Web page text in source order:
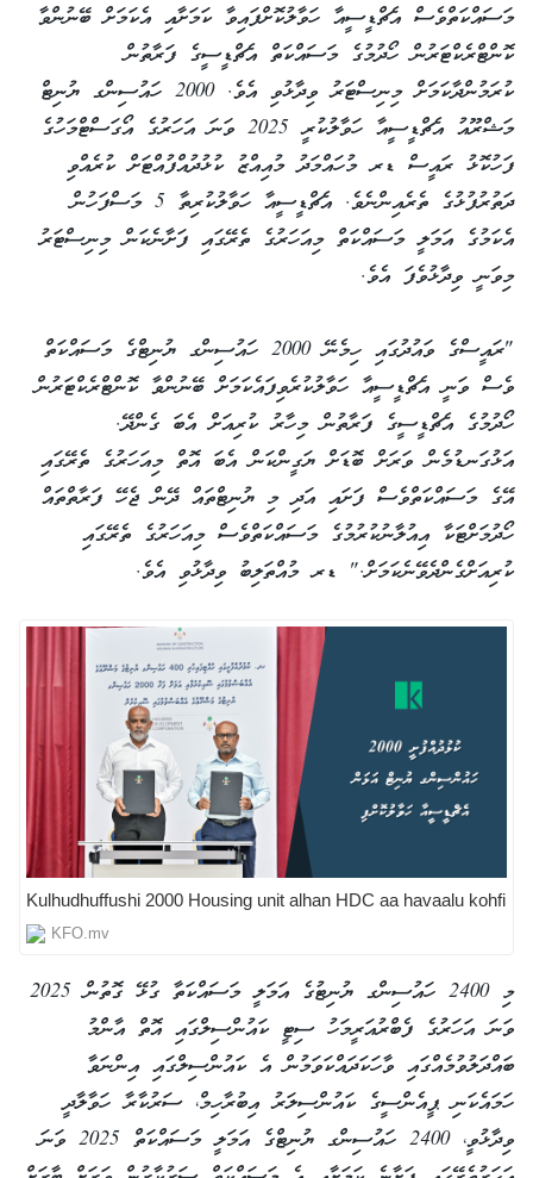
މަސައްކަތްވެސް އެޗްޑީސީއާ ހަވާލުކޮށްފައިވާ ކަމަށާއި އެކަމަށް ބޭނުންވާ
ކޮންޓްރެކްޓަރުން ހޯދުމުގެ މަސައްކަތް އެޗްޑީސީގެ ފަރާތުން
ކުރަމުންދާކަމަށް މިނިސްޓަރު ވިދާޅުވި އެވެ. 2000 ހައުސިންގ ޔުނިޓް
މަޝްރޫއު އެޗްޑީސީއާ ހަވާލުކުރީ 2025 ވަނަ އަހަރުގެ އޯގަސްޓްމަހުގެ
ފަހުކޮޅު ރައީސް ޑރ މުހައްމަދު މުއިއްޒު ކުޅުދުއްފުއްޓަށް ކުރެއްވި
ދަތުރުފުޅުގެ ތެރެއިންނެވެ. އެޗްޑީސީއާ ހަވާލުކުރިތާ 5 މަސްފަހުން
އެކަމުގެ އަމަލީ މަސައްކަތް މިއަހަރުގެ ތެރޭގައި ފަށާނެކަން މިނިސްޓަރު
މިވަނީ ވިދާޅުވެފަ އެވެ.
"ރައީސްގެ ވައުދުގައި ހިމެނޭ 2000 ހައުސިންގ ޔުނިޓްގެ މަސައްކަތް
ވެސް ވަނީ އެޗްޑީސީއާ ހަވާލުކުރެވިފައެކަމަށް ބޭނުންވާ ކޮންޓްރެކްޓަރުން
ހޯދުމުގެ އެޗްޑީސީގެ ފަރާތުން މިހާރު ކުރިއަށް އެބަ ގެންދޭ.
އަޅުގަނޑުމެން ވަރަށް ބޮޑަށް ޔަގީންކަން އެބަ އޮތް މިއަހަރުގެ ތެރޭގައި
އޭގެ މަސައްކަތްވެސް ފަށައި އަދި މި ޔުނިޓްތައް ދޭން ޖެހޭ ފަރާތްތައް
ހޯދުމަށްޓަކާ އިއުލާނުކުރުމުގެ މަސައްކަތްވެސް މިއަހަރުގެ ތެރޭގައި
ކުރިއަށްގެންދެވޭނެކަމަށް." ޑރ މުއްތަލިބު ވިދާޅުވި އެވެ.
Kulhudhuffushi 2000 Housing unit alhan HDC aa havaalu kohfi
KFO.mv
މި 2400 ހައުސިންގ ޔުނިޓުގެ އަމަލީ މަސައްކަތާ ގުޅޭ ގޮތުން 2025
ވަނަ އަހަރުގެ ފެބްރުއަރީމަހު ސިޓީ ކައުންސިލްގައި އޮތް އާންމު
ބައްދަލުވުމެއްގައި ވާހަކަދައްކަވަމުން އެ ކައުންސިލްގައި އިންނަވާ
ހަމައެކަނި ޕީއެންސީގެ ކައުންސިލަރު އިބުރާހިމް، ސަރުކާރާ ހަވާލާދީ
ވިދާޅުވީ، 2400 ހައުސިންގ ޔުނިޓްގެ އަމަލީ މަސައްކަތް 2025 ވަނަ